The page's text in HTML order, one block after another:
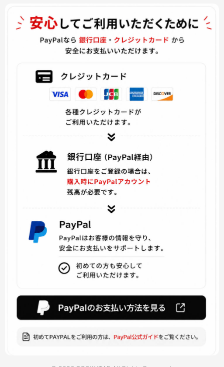
ペルソナ5
妖怪ウォッチバスターズ2
僕のヒーローアカデミア
美男高校地球防衛部LOVE!
ファイアーエムブレムif
ファイナルファンタジーVIII
博多豚骨ラーメンズ
りゅうおうのおしごと
美少女戦士セーラームーン
バーチャル YouTuber